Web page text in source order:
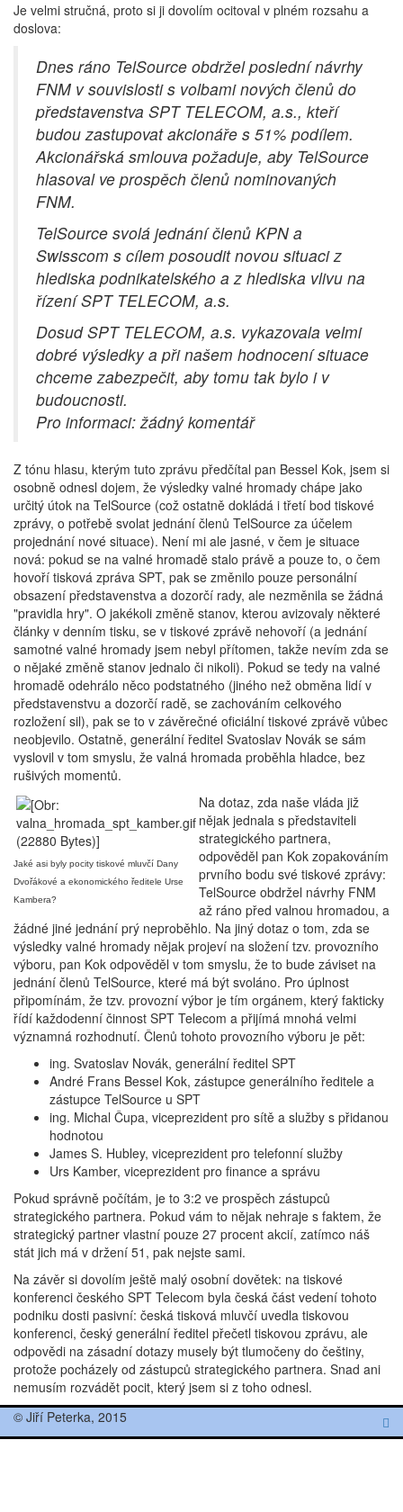
Je velmi stručná, proto si ji dovolím ocitoval v plném rozsahu a
doslova:
Dnes ráno TelSource obdržel poslední návrhy
FNM v souvislosti s volbami nových členů do
představenstva SPT TELECOM, a.s., kteří
budou zastupovat akcionáře s 51% podílem.
Akcionářská smlouva požaduje, aby TelSource
hlasoval ve prospěch členů nominovaných
FNM.
TelSource svolá jednání členů KPN a
Swisscom s cílem posoudit novou situaci z
hlediska podnikatelského a z hlediska vlivu na
řízení SPT TELECOM, a.s.
Dosud SPT TELECOM, a.s. vykazovala velmi
dobré výsledky a při našem hodnocení situace
chceme zabezpečit, aby tomu tak bylo i v
budoucnosti.
Pro informaci: žádný komentář
Z tónu hlasu, kterým tuto zprávu předčítal pan Bessel Kok, jsem si
osobně odnesl dojem, že výsledky valné hromady chápe jako
určitý útok na TelSource (což ostatně dokládá i třetí bod tiskové
zprávy, o potřebě svolat jednání členů TelSource za účelem
projednání nové situace). Není mi ale jasné, v čem je situace
nová: pokud se na valné hromadě stalo právě a pouze to, o čem
hovoří tisková zpráva SPT, pak se změnilo pouze personální
obsazení představenstva a dozorčí rady, ale nezměnila se žádná
"pravidla hry". O jakékoli změně stanov, kterou avizovaly některé
články v denním tisku, se v tiskové zprávě nehovoří (a jednání
samotné valné hromady jsem nebyl přítomen, takže nevím zda se
o nějaké změně stanov jednalo či nikoli). Pokud se tedy na valné
hromadě odehrálo něco podstatného (jiného než obměna lidí v
představenstvu a dozorčí radě, se zachováním celkového
rozložení sil), pak se to v závěrečné oficiální tiskové zprávě vůbec
neobjevilo. Ostatně, generální ředitel Svatoslav Novák se sám
vyslovil v tom smyslu, že valná hromada proběhla hladce, bez
rušivých momentů.
Jaké asi byly pocity tiskové mluvčí Dany
Dvořákové a ekonomického ředitele Urse
Kambera?
Na dotaz, zda naše vláda již
nějak jednala s představiteli
strategického partnera,
odpověděl pan Kok zopakováním
prvního bodu své tiskové zprávy:
TelSource obdržel návrhy FNM
až ráno před valnou hromadou, a
žádné jiné jednání prý neproběhlo. Na jiný dotaz o tom, zda se
výsledky valné hromady nějak projeví na složení tzv. provozního
výboru, pan Kok odpověděl v tom smyslu, že to bude záviset na
jednání členů TelSource, které má být svoláno. Pro úplnost
připomínám, že tzv. provozní výbor je tím orgánem, který fakticky
řídí každodenní činnost SPT Telecom a přijímá mnohá velmi
významná rozhodnutí. Členů tohoto provozního výboru je pět:
ing. Svatoslav Novák, generální ředitel SPT
André Frans Bessel Kok, zástupce generálního ředitele a
zástupce TelSource u SPT
ing. Michal Čupa, viceprezident pro sítě a služby s přidanou
hodnotou
James S. Hubley, viceprezident pro telefonní služby
Urs Kamber, viceprezident pro finance a správu
Pokud správně počítám, je to 3:2 ve prospěch zástupců
strategického partnera. Pokud vám to nějak nehraje s faktem, že
strategický partner vlastní pouze 27 procent akcií, zatímco náš
stát jich má v držení 51, pak nejste sami.
Na závěr si dovolím ještě malý osobní dovětek: na tiskové
konferenci českého SPT Telecom byla česká část vedení tohoto
podniku dosti pasivní: česká tisková mluvčí uvedla tiskovou
konferenci, český generální ředitel přečetl tiskovou zprávu, ale
odpovědi na zásadní dotazy musely být tlumočeny do češtiny,
protože pocházely od zástupců strategického partnera. Snad ani
nemusím rozvádět pocit, který jsem si z toho odnesl.
© Jiří Peterka, 2015